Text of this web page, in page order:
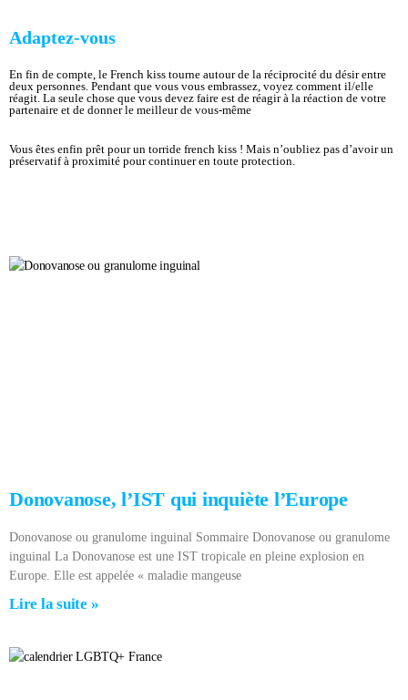
Adaptez-vous
En fin de compte, le French kiss tourne autour de la réciprocité du désir entre
deux personnes. Pendant que vous vous embrassez, voyez comment il/elle
réagit. La seule chose que vous devez faire est de réagir à la réaction de votre
partenaire et de donner le meilleur de vous-même
Vous êtes enfin prêt pour un torride french kiss ! Mais n’oubliez pas d’avoir un
préservatif à proximité pour continuer en toute protection.
Donovanose, l’IST qui inquiète l’Europe
Donovanose ou granulome inguinal Sommaire Donovanose ou granulome
inguinal La Donovanose est une IST tropicale en pleine explosion en
Europe. Elle est appelée « maladie mangeuse
Lire la suite »